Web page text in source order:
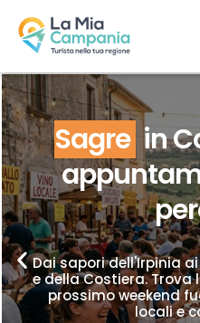
Sagre in
Dai sapori dell'Irpinia
e della Costiera.
prossimo weekend
locali e